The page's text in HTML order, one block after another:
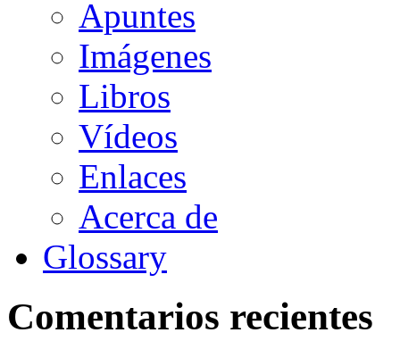
Apuntes
Imágenes
Libros
Vídeos
Enlaces
Acerca de
Glossary
Comentarios recientes